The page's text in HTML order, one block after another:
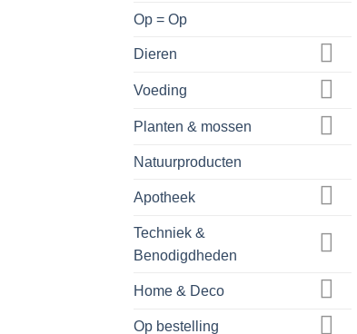
Op = Op
Dieren
Voeding
Planten & mossen
Natuurproducten
Apotheek
Techniek &
Benodigdheden
Home & Deco
Op bestelling